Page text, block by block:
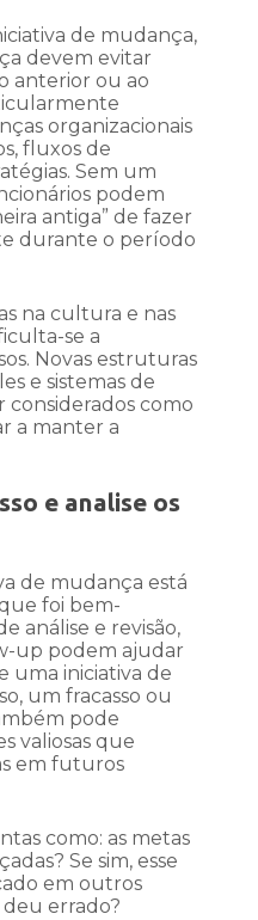
de mudança,
devem evitar
anterior ou ao
organizacionais
fluxos de
Sem um
podem
antiga” de fazer
durante o período
na cultura e nas
se a
Novas estruturas
e sistemas de
considerados como
a manter a
e analise os
de mudança está
foi bem-
análise e revisão,
up podem ajudar
uma iniciativa de
um fracasso ou
pode
valiosas que
em futuros
como: as metas
Se sim, esse
em outros
deu errado?